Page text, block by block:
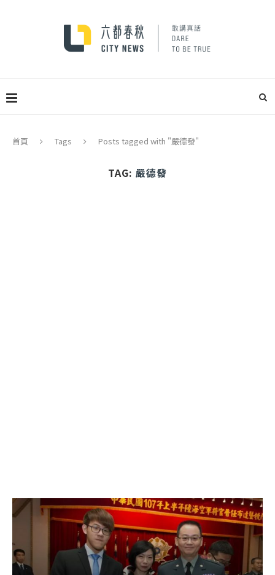
首頁 Tags Posts tagged with "嚴德發"
TAG: 嚴德發